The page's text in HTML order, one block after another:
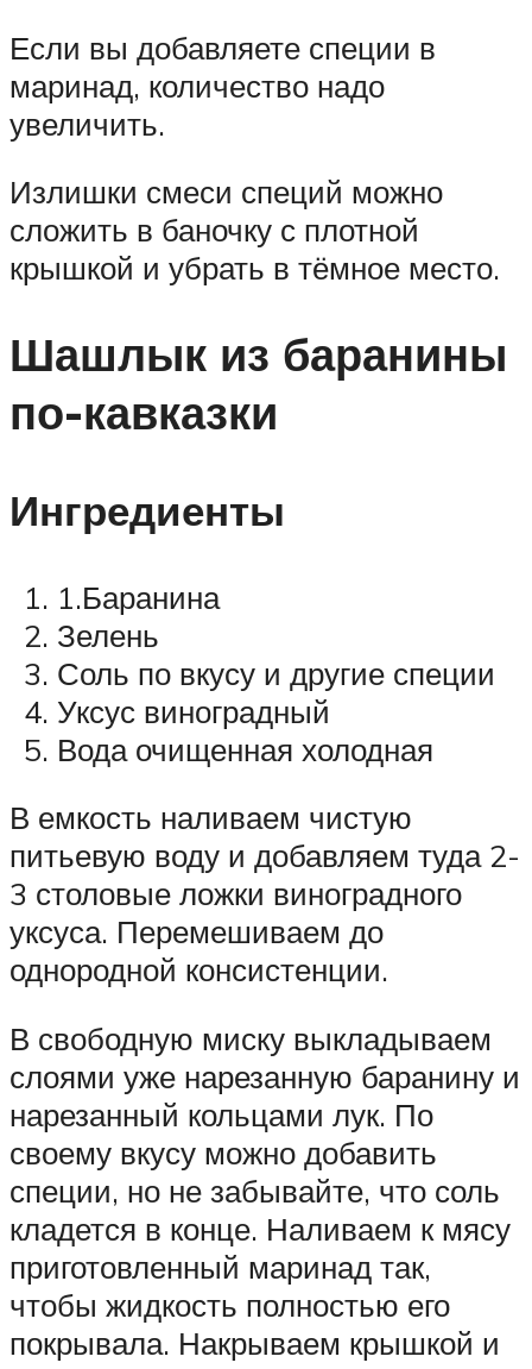
Если вы добавляете специи в
маринад, количество надо
увеличить.
Излишки смеси специй можно
сложить в баночку с плотной
крышкой и убрать в тёмное место.
Шашлык из баранины
по-кавказки
Ингредиенты
1.Баранина
Зелень
Соль по вкусу и другие специи
Уксус виноградный
Вода очищенная холодная
В емкость наливаем чистую
питьевую воду и добавляем туда 2-
3 столовые ложки виноградного
уксуса. Перемешиваем до
однородной консистенции.
В свободную миску выкладываем
слоями уже нарезанную баранину и
нарезанный кольцами лук. По
своему вкусу можно добавить
специи, но не забывайте, что соль
кладется в конце. Наливаем к мясу
приготовленный маринад так,
чтобы жидкость полностью его
покрывала. Накрываем крышкой и